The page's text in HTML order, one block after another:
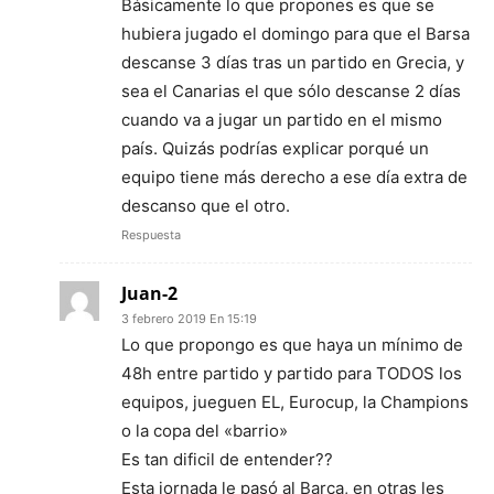
Básicamente lo que propones es que se
hubiera jugado el domingo para que el Barsa
descanse 3 días tras un partido en Grecia, y
sea el Canarias el que sólo descanse 2 días
cuando va a jugar un partido en el mismo
país. Quizás podrías explicar porqué un
equipo tiene más derecho a ese día extra de
descanso que el otro.
Respuesta
Juan-2
3 febrero 2019 En 15:19
Lo que propongo es que haya un mínimo de
48h entre partido y partido para TODOS los
equipos, jueguen EL, Eurocup, la Champions
o la copa del «barrio»
Es tan dificil de entender??
Esta jornada le pasó al Barça, en otras les